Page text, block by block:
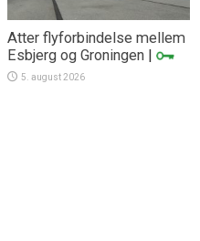
Atter flyforbindelse mellem
Esbjerg og Groningen |
5. august 2026